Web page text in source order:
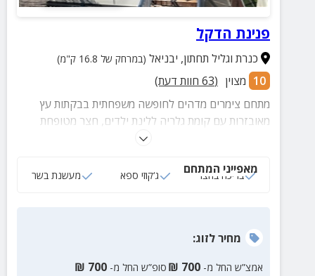
פנינת הדקל
כנרת וגליל תחתון, יבניאל (במרחק של 16.8 ק"מ)
10 מצוין (
63 חוות דעת)
מתחם צימרים מדהים לחופשה משפחתית בבקתות עץ
מאובזרות עם קומת גלריה ללינת ילדים, חצר מטופחת
ורחבת ידיים עם בריכה, ג'קוזי ספא זרמים, מתנפחים,
בחוץ ונוף פסטורלי מושלם!
מאפייני המתחם
בריכה בחצר ג‘קוזי ספא מעשנת בשר
מחירלזוג:
אמצ”ש החל מ- 700
₪ סופ”ש החל מ- 700
₪